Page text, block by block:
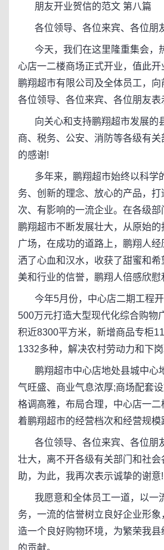
朋友开业贺信的范文 第八篇
各位领导、各位来宾、各位朋
今天，我们在这里隆重集会，
心店一二楼商场正式开业，值此
鹏翔超市有限公司及全体员工，
各位领导、各位来宾、各位朋友表
向关心和支持鹏翔超市发展的
商、税务、公安、消防等各级有
的感谢!
多年来，鹏翔超市始终以科学
务、创新的理念、放心的产品，
次、有影响的一流企业。在各级部
鹏翔超市不断发展壮大，从原始
广场，在成功的道路上，鹏翔人
洒了心血和汉水，收获了甜蜜和
美和行业的信誉，鹏翔人倍感欣慰
今年5月份，中心店二期工程开
500万元打造大型现代化综合购物
积近8300平方米，新增商品专柜
1332多种，解决农村劳动力和下岗
鹏翔超市中心店地处县城中心
气旺盛、商业气息浓厚;商场配套设
格调高雅，布局合理，中心店一
着鹏翔超市的经营档次和经营规模
各位领导、各位来宾、各位朋
壮大，离不开各级有关部门和社
助，为此，我再次表示诚挚的谢意!
我愿意和全体员工一道，以一
务，一流的信誉树立良好企业形象
造一个良好购物环境，为繁荣我
的贡献。